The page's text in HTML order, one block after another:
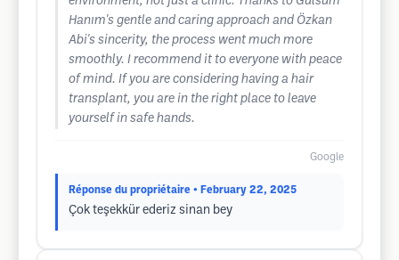
Hanım's gentle and caring approach and Özkan
Abi's sincerity, the process went much more
smoothly. I recommend it to everyone with peace
of mind. If you are considering having a hair
transplant, you are in the right place to leave
yourself in safe hands.
Google
Réponse du propriétaire • February 22, 2025
Çok teşekkür ederiz sinan bey